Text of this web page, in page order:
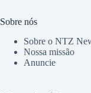
Sobre nós
Sobre o NTZ
Nossa missão
Anuncie